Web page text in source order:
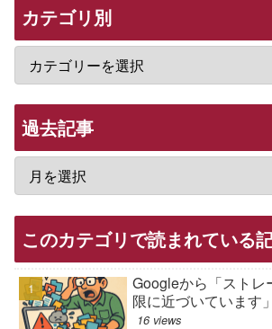
カテゴリ別
過去記事
このカテゴリで読まれている
Googleから「ストレ
限に近づいています
16 views